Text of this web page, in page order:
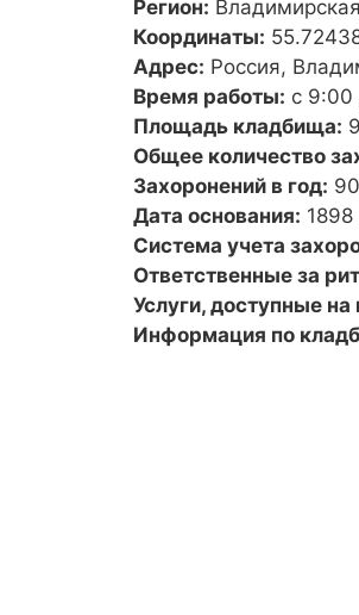
Регион:
Координаты:
Адрес: Россия,
Время работы: с 9:00
Площадь кладбища:
Общее количество
Захоронений в год: 90
Дата основания: 1898
Система учета
Ответственные за
Услуги, доступные
Информация по